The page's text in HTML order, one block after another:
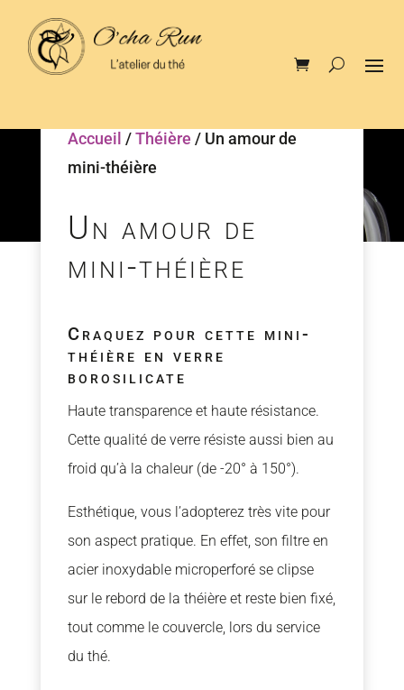
Accueil /Théière / Un amour de
mini-théière
Un amour de
mini-théière
Craquez pour cette mini-
théière en verre
borosilicate
Haute transparence et haute résistance.
Cette qualité de verre résiste aussi bien au
froid qu’à la chaleur (de -20° à 150°).
Esthétique, vous l’adopterez très vite pour
son aspect pratique. En effet, son filtre en
acier inoxydable microperforé se clipse
sur le rebord de la théière et reste bien fixé,
tout comme le couvercle, lors du service
du thé.